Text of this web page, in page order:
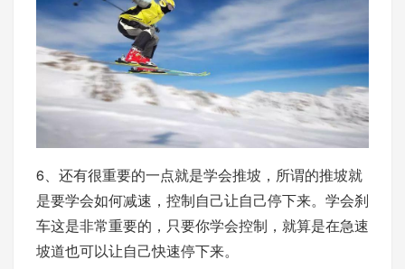
6、还有很重要的一点就是学会推坡，所谓的推坡就
是要学会如何减速，控制自己让自己停下来。学会刹
车这是非常重要的，只要你学会控制，就算是在急速
坡道也可以让自己快速停下来。